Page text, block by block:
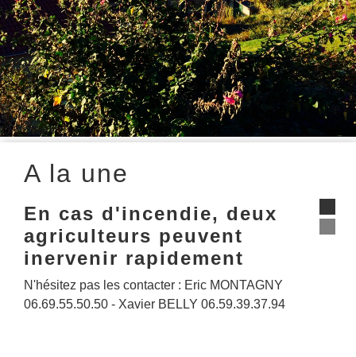
A la une
En cas d'incendie, deux
agriculteurs peuvent
inervenir rapidement
N'hésitez pas les contacter : Eric MONTAGNY
06.69.55.50.50 - Xavier BELLY 06.59.39.37.94